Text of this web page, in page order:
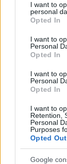
not limited to
grant or deny
use your data
consent section.
I want to
personal
Opted In
I want to
Personal
Opted In
I want to
Personal
Opted In
I want to
Retention,
Personal
Purposes
Opted Out
Google
modal
window.
Ebben a
tette, hogy
elhangzott
pilótája, Kimi